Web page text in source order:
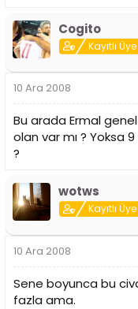
Cogito
Kayıtlı Üye
10 Ara 2008
Bu arada Ermal
olan var mı ? Yoksa
?
wotws
Kayıtlı Üye
10 Ara 2008
Sene boyunca bu
fazla ama.